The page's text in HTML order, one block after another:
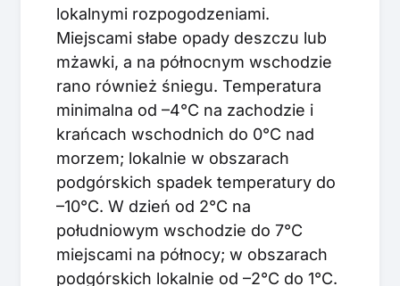
lokalnymi rozpogodzeniami.
Miejscami słabe opady deszczu lub
mżawki, a na północnym wschodzie
rano również śniegu. Temperatura
minimalna od –4°C na zachodzie i
krańcach wschodnich do 0°C nad
morzem; lokalnie w obszarach
podgórskich spadek temperatury do
–10°C. W dzień od 2°C na
południowym wschodzie do 7°C
miejscami na północy; w obszarach
podgórskich lokalnie od –2°C do 1°C.